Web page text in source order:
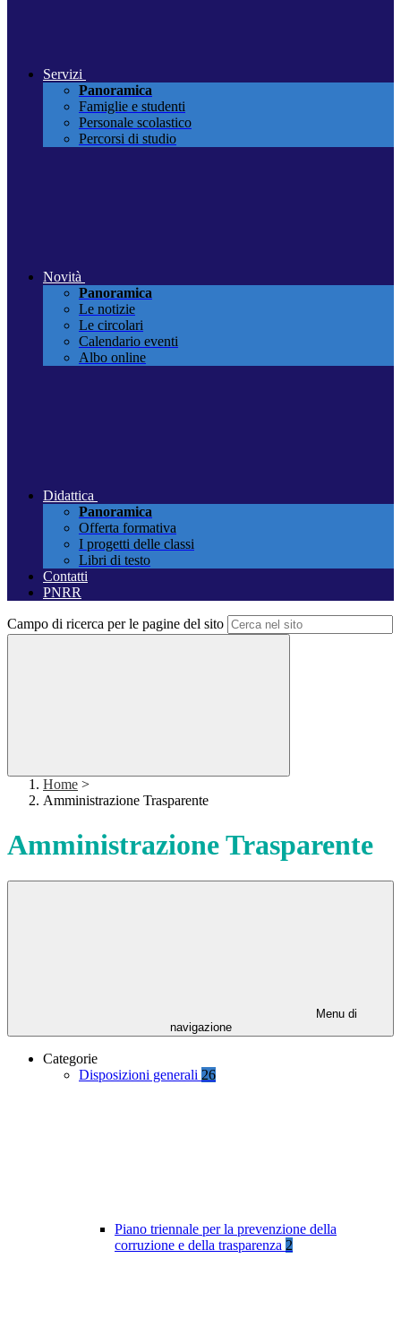
Servizi
Panoramica
Famiglie e studenti
Personale scolastico
Percorsi di studio
Novità
Panoramica
Le notizie
Le circolari
Calendario eventi
Albo online
Didattica
Panoramica
Offerta formativa
I progetti delle classi
Libri di testo
Contatti
PNRR
Campo di ricerca per le pagine del sito
Home >
Amministrazione Trasparente
Amministrazione Trasparente
Menu di
navigazione
Categorie
Disposizioni generali 26
Piano triennale per la prevenzione della
corruzione e della trasparenza 2